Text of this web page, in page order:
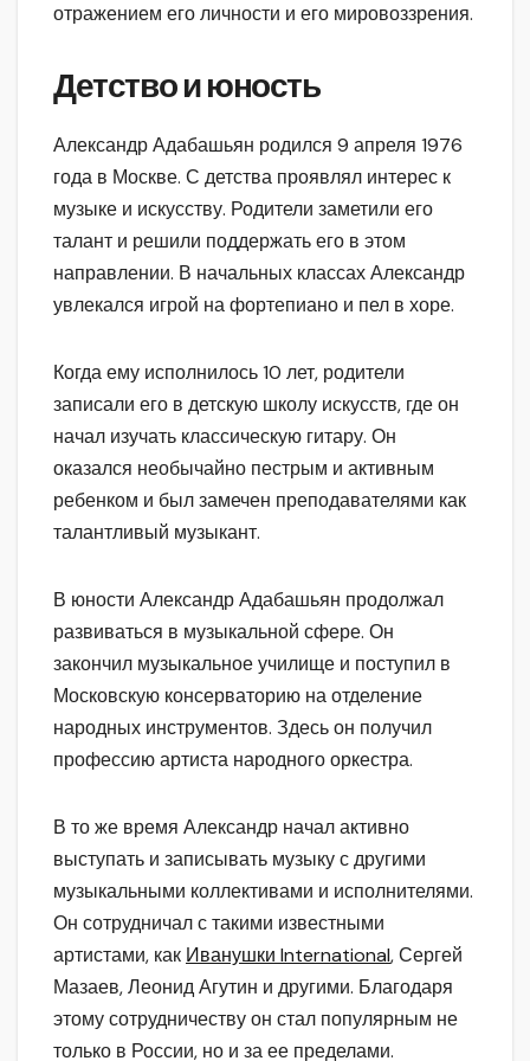
отражением его личности и его мировоззрения.
Детство и юность
Александр Адабашьян родился 9 апреля 1976
года в Москве. С детства проявлял интерес к
музыке и искусству. Родители заметили его
талант и решили поддержать его в этом
направлении. В начальных классах Александр
увлекался игрой на фортепиано и пел в хоре.
Когда ему исполнилось 10 лет, родители
записали его в детскую школу искусств, где он
начал изучать классическую гитару. Он
оказался необычайно пестрым и активным
ребенком и был замечен преподавателями как
талантливый музыкант.
В юности Александр Адабашьян продолжал
развиваться в музыкальной сфере. Он
закончил музыкальное училище и поступил в
Московскую консерваторию на отделение
народных инструментов. Здесь он получил
профессию артиста народного оркестра.
В то же время Александр начал активно
выступать и записывать музыку с другими
музыкальными коллективами и исполнителями.
Он сотрудничал с такими известными
артистами, как Иванушки International, Сергей
Мазаев, Леонид Агутин и другими. Благодаря
этому сотрудничеству он стал популярным не
только в России, но и за ее пределами.